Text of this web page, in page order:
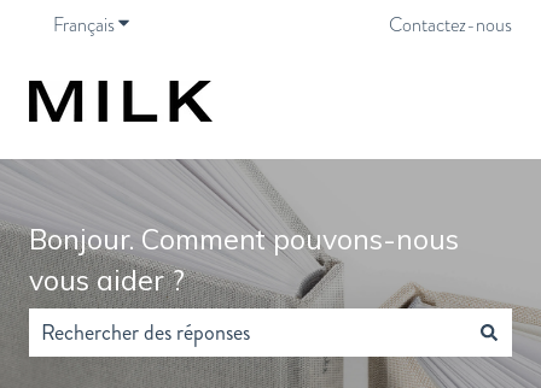
FrançaisAfficher le sous-menu pour les traductionsContactez-nous
Bonjour. Comment pouvons-nous
vous aider ?
Il n'y a aucune suggestion car le champ de recherche est vide.